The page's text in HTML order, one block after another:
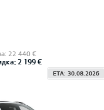
22 440 €
2 199 €
ETA: 30.08.2026